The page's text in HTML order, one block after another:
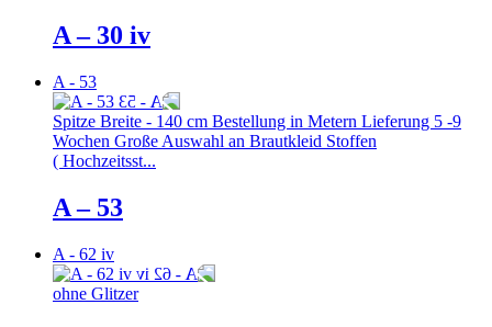
A – 30 iv
A - 53
Spitze Breite - 140 cm Bestellung in Metern Lieferung 5 -9
Wochen Große Auswahl an Brautkleid Stoffen
( Hochzeitsst...
A – 53
A - 62 iv
ohne Glitzer